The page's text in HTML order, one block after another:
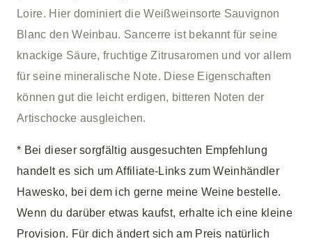
Loire. Hier dominiert die Weißweinsorte Sauvignon
Blanc den Weinbau. Sancerre ist bekannt für seine
knackige Säure, fruchtige Zitrusaromen und vor allem
für seine mineralische Note. Diese Eigenschaften
können gut die leicht erdigen, bitteren Noten der
Artischocke ausgleichen.
* Bei dieser sorgfältig ausgesuchten Empfehlung
handelt es sich um Affiliate-Links zum Weinhändler
Hawesko, bei dem ich gerne meine Weine bestelle.
Wenn du darüber etwas kaufst, erhalte ich eine kleine
Provision. Für dich ändert sich am Preis natürlich